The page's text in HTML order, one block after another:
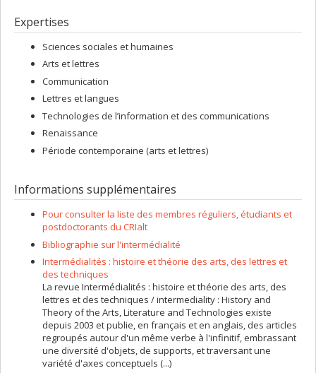
Expertises
Sciences sociales et humaines
Arts et lettres
Communication
Lettres et langues
Technologies de l’information et des communications
Renaissance
Période contemporaine (arts et lettres)
Informations supplémentaires
Pour consulter la liste des membres réguliers, étudiants et
postdoctorants du CRIalt
Bibliographie sur l'intermédialité
Intermédialités : histoire et théorie des arts, des lettres et
des techniques
La revue Intermédialités : histoire et théorie des arts, des
lettres et des techniques / intermediality : History and
Theory of the Arts, Literature and Technologies existe
depuis 2003 et publie, en français et en anglais, des articles
regroupés autour d'un même verbe à l'infinitif, embrassant
une diversité d'objets, de supports, et traversant une
variété d'axes conceptuels (...)